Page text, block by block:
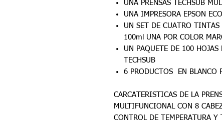
UNA PRENSAS TECHSUB
UNA IMPRESORA EPSON
UN SET DE CUATRO
100ml UNA POR COLOR
UN PAQUETE DE 100
TECHSUB
6 PRODUCTOS EN BLANCO
CARCATERISTICAS DE LA
MULTIFUNCIONAL CON 8
CONTROL DE TEMPERATURA